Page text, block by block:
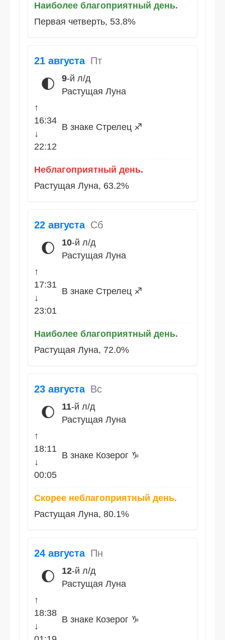
Наиболее благоприятный день.
Первая четверть, 53.8%
21 августа Пт
🌓 9-й л/д
Растущая Луна
↑
16:34
↓
22:12
В знаке Стрелец ♐
Неблагоприятный день.
Растущая Луна, 63.2%
22 августа Сб
🌔 10-й л/д
Растущая Луна
↑
17:31
↓
23:01
В знаке Стрелец ♐
Наиболее благоприятный день.
Растущая Луна, 72.0%
23 августа Вс
🌔 11-й л/д
Растущая Луна
↑
18:11
↓
00:05
В знаке Козерог ♑
Скорее неблагоприятный день.
Растущая Луна, 80.1%
24 августа Пн
🌔 12-й л/д
Растущая Луна
↑
18:38
↓
В знаке Козерог ♑